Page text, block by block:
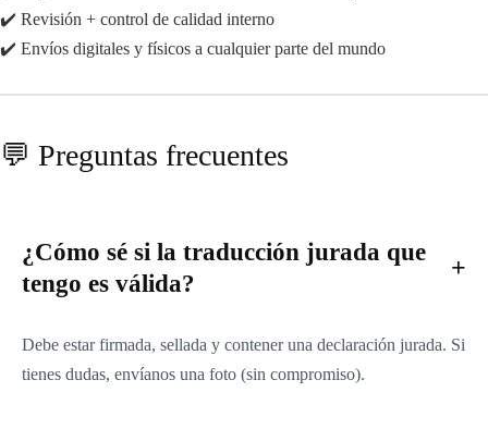
✔️ Revisión + control de calidad interno
✔️ Envíos digitales y físicos a cualquier parte del mundo
💬 Preguntas frecuentes
¿Cómo sé si la traducción jurada que
tengo es válida?
Debe estar firmada, sellada y contener una declaración jurada. Si
tienes dudas, envíanos una foto (sin compromiso).